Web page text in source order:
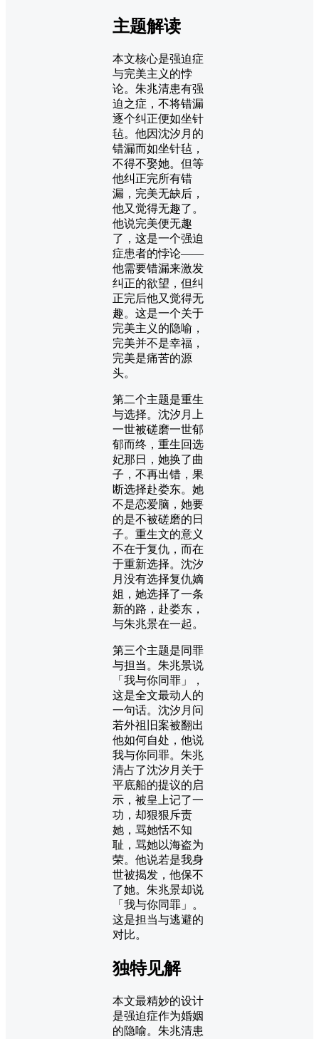
主题解读
本文核心是强迫症
与完美主义的悖
论。朱兆清患有强
迫之症，不将错漏
逐个纠正便如坐针
毡。他因沈汐月的
错漏而如坐针毡，
不得不娶她。但等
他纠正完所有错
漏，完美无缺后，
他又觉得无趣了。
他说完美便无趣
了，这是一个强迫
症患者的悖论——
他需要错漏来激发
纠正的欲望，但纠
正完后他又觉得无
趣。这是一个关于
完美主义的隐喻，
完美并不是幸福，
完美是痛苦的源
头。
第二个主题是重生
与选择。沈汐月上
一世被磋磨一世郁
郁而终，重生回选
妃那日，她换了曲
子，不再出错，果
断选择赴娄东。她
不是恋爱脑，她要
的是不被磋磨的日
子。重生文的意义
不在于复仇，而在
于重新选择。沈汐
月没有选择复仇嫡
姐，她选择了一条
新的路，赴娄东，
与朱兆景在一起。
第三个主题是同罪
与担当。朱兆景说
「我与你同罪」，
这是全文最动人的
一句话。沈汐月问
若外祖旧案被翻出
他如何自处，他说
我与你同罪。朱兆
清占了沈汐月关于
平底船的提议的启
示，被皇上记了一
功，却狠狠斥责
她，骂她恬不知
耻，骂她以海盗为
荣。他说若是我身
世被揭发，他保不
了她。朱兆景却说
「我与你同罪」。
这是担当与逃避的
对比。
独特见解
本文最精妙的设计
是强迫症作为婚姻
的隐喻。朱兆清患